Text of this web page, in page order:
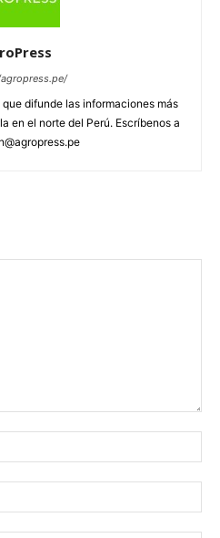
difunde las informaciones más
en el norte del Perú. Escríbenos a